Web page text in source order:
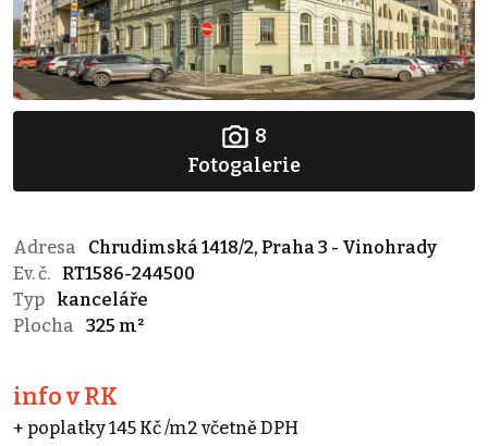
8
Fotogalerie
Adresa
Chrudimská 1418/2, Praha 3 - Vinohrady
Ev. č.
RT1586-244500
Typ
kanceláře
Plocha
325 m²
info v RK
+ poplatky 145 Kč /m2 včetně DPH